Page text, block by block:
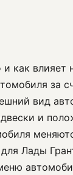
как влияет
за
вид
и
Лады